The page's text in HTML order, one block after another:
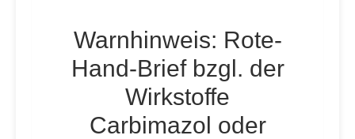
Warnhinweis: Rote-
Hand-Brief bzgl. der
Wirkstoffe
Carbimazol oder